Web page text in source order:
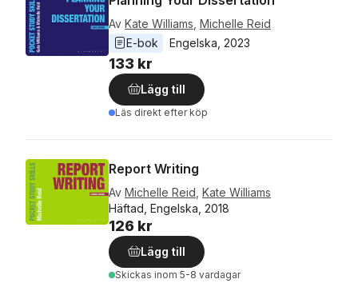
Av Kate Williams Michelle Reid
E-bok
Engelska 2023
133 kr
Lägg till
Läs direkt efter köp
Report Writing
Av Michelle Reid Kate Williams
Häftad, Engelska, 2018
126 kr
Lägg till
Skickas inom 5-8 vardagar